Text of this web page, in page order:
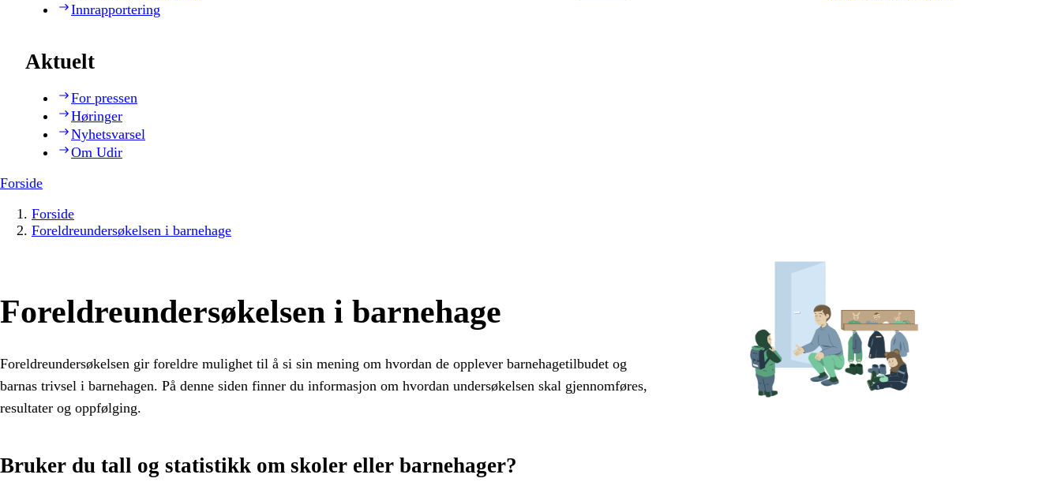
Innrapportering
Aktuelt
For pressen
Høringer
Nyhetsvarsel
Om Udir
Forside
Forside
Foreldreundersøkelsen i barnehage
Foreldreundersøkelsen i barnehage
Foreldreundersøkelsen gir foreldre mulighet til å si sin mening om hvordan de opplever barnehagetilbudet og
barnas trivsel i barnehagen. På denne siden finner du informasjon om hvordan undersøkelsen skal gjennomføres,
resultater og oppfølging.
Bruker du tall og statistikk om skoler eller barnehager?